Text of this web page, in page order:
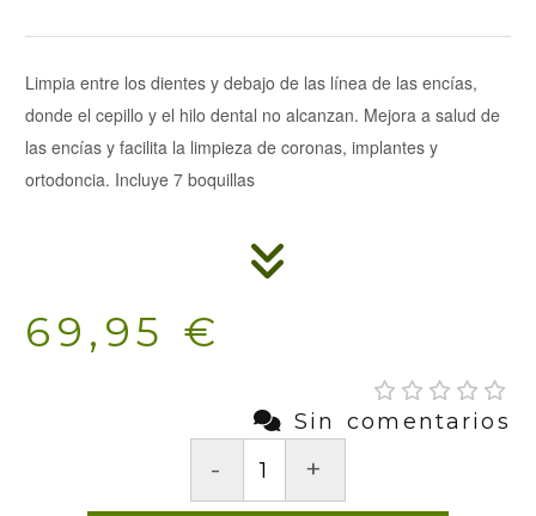
Limpia entre los dientes y debajo de las línea de las encías,
donde el cepillo y el hilo dental no alcanzan. Mejora a salud de
las encías y facilita la limpieza de coronas, implantes y
ortodoncia. Incluye 7 boquillas
69,95 €
Sin comentarios
- +